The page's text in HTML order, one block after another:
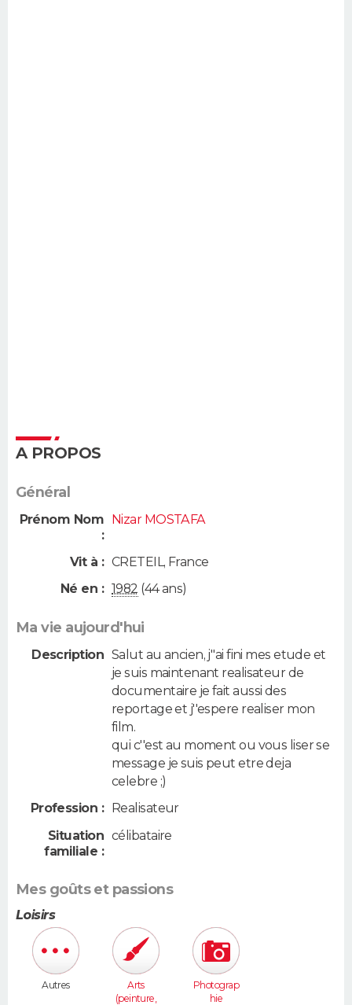
A PROPOS
Général
Prénom Nom
:
Nizar MOSTAFA
Vit à : CRETEIL, France
Né en : 1982 (44 ans)
Ma vie aujourd'hui
Description Salut au ancien, j''ai fini mes etude et
je suis maintenant realisateur de
documentaire je fait aussi des
reportage et j''espere realiser mon
film.
qui c''est au moment ou vous liser se
message je suis peut etre deja
celebre ;)
Profession :
Realisateur
Situation
familiale :
célibataire
Mes goûts et passions
Loisirs
Autres
Arts
(peinture,
Photograp
hie